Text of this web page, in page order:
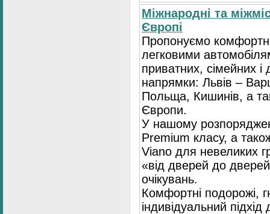
Міжнародні та
Європі
Пропонуємо
легковими
приватних, сімейних і
напрямки: Львів –
Польща, Кишинів, а
Європи.
У нашому
Premium класу, а
Viano для невеликих
«від дверей до
очікувань.
Комфортні подорожі,
індивідуальний